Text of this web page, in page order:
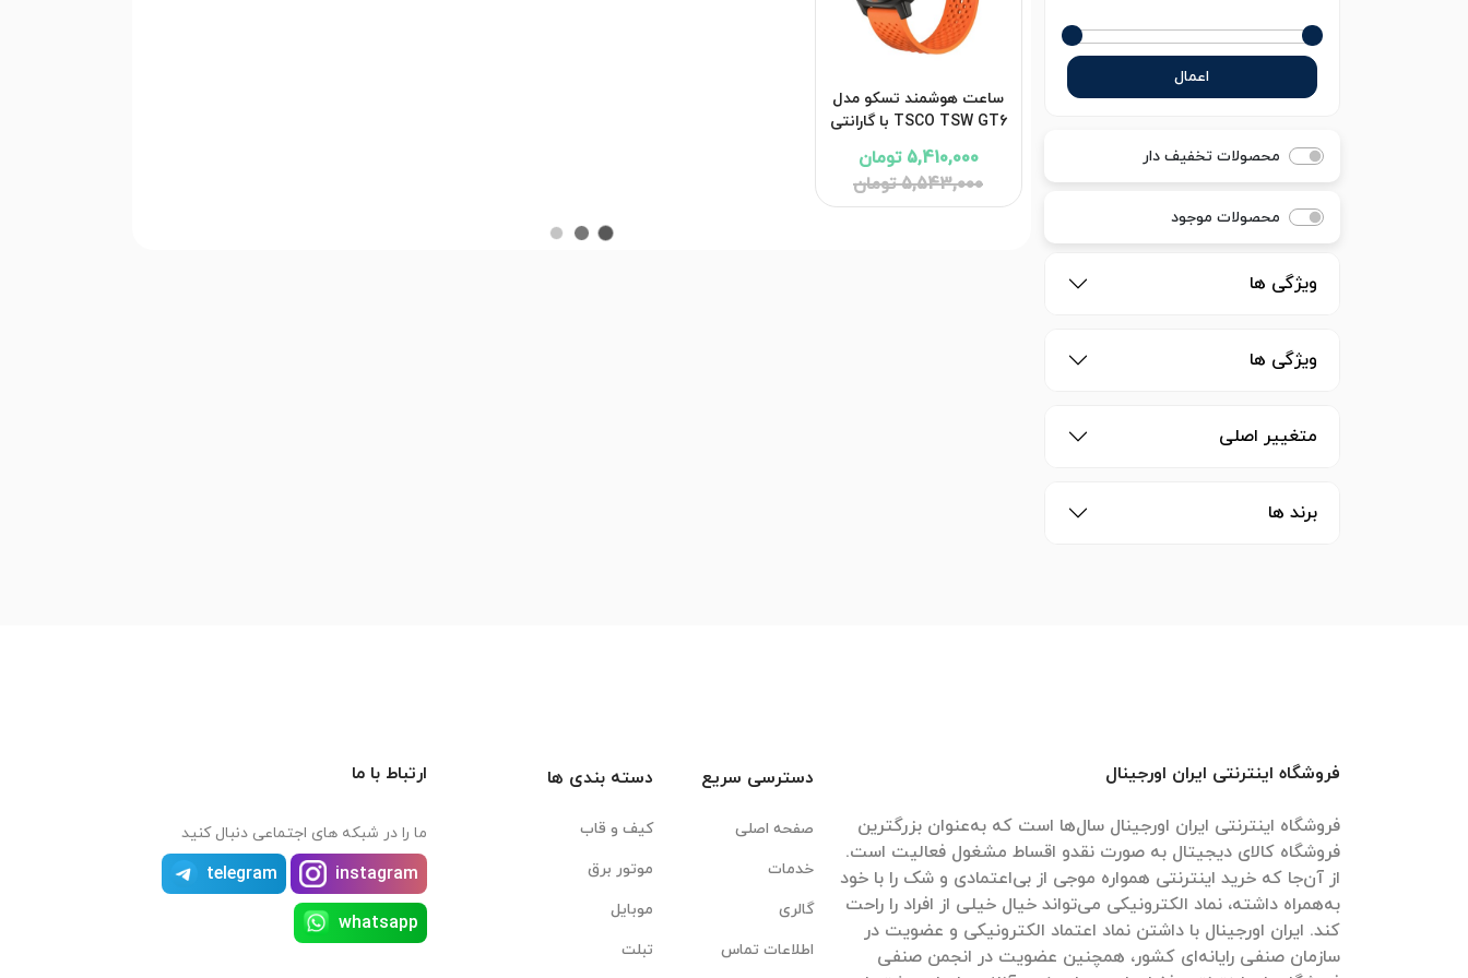
اعمال
محصولات تخفیف دار
محصولات موجود
ویژگی ها
ویژگی ها
متغییر اصلی
برند ها
ساعت هوشمند تسکو مدل
TSCO TSW GT6 با گارانتی
5,410,000 تومان
5,543,000 تومان
فروشگاه اینترنتی ایران اورجینال
فروشگاه اینترنتی ایران اورجینال سال‌ها است که به‌عنوان بزرگترین
فروشگاه کالای دیجیتال به صورت نقدو اقساط مشغول فعالیت است.
از آن‌جا که خرید اینترنتی همواره موجی از بی‌اعتمادی و شک را با خود
به‌همراه داشته، نماد الکترونیکی می‌تواند خیال خیلی از افراد را راحت
کند. ایران اورجینال با داشتن نماد اعتماد الکترونیکی و عضویت در
سازمان صنفی رایانه‌ای کشور، همچنین عضویت در انجمن صنفی
دسترسی سریع
صفحه اصلی
خدمات
گالری
اطلاعات تماس
دسته بندی ها
کیف و قاب
موتور برق
موبایل
تبلت
ارتباط با ما
ما را در شبکه های اجتماعی دنبال کنید
instagram
telegram
whatsapp